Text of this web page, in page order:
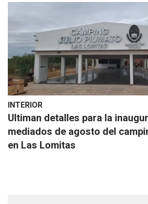
INTERIOR
Ultiman detalles para la
mediados de agosto del
en Las Lomitas